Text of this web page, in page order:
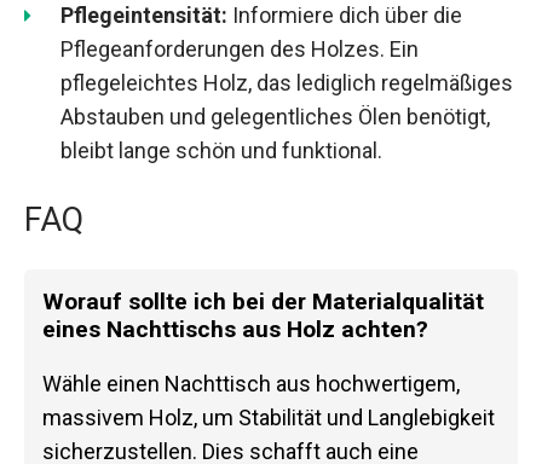
Pflegeintensität: Informiere dich über die
Pflegeanforderungen des Holzes. Ein
pflegeleichtes Holz, das lediglich regelmäßiges
Abstauben und gelegentliches Ölen benötigt,
bleibt lange schön und funktional.
FAQ
Worauf sollte ich bei der Materialqualität
eines Nachttischs aus Holz achten?
Wähle einen Nachttisch aus hochwertigem,
massivem Holz, um Stabilität und Langlebigkeit
sicherzustellen. Dies schafft auch eine